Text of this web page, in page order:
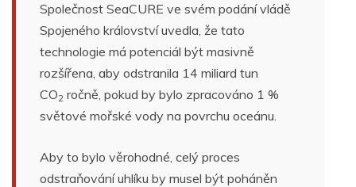
Společnost SeaCURE ve svém podání vládě
Spojeného království uvedla, že tato
technologie má potenciál být masivně
rozšířena, aby odstranila 14 miliard tun
CO2 ročně, pokud by bylo zpracováno 1 %
světové mořské vody na povrchu oceánu.
Aby to bylo věrohodné, celý proces
odstraňování uhlíku by musel být poháněn